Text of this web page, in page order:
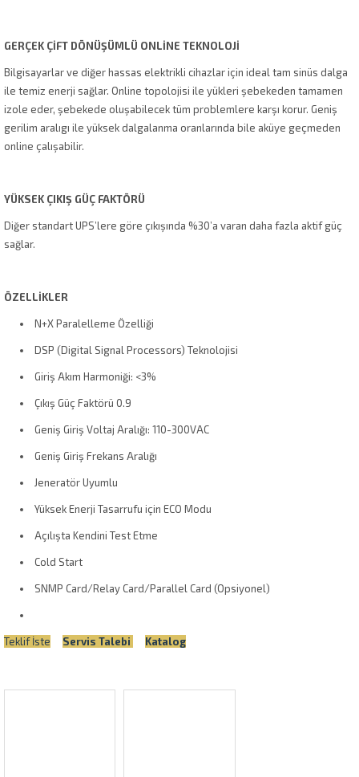
GERÇEK ÇİFT DÖNÜŞÜMLÜ ONLİNE TEKNOLOJİ
Bilgisayarlar ve diğer hassas elektrikli cihazlar için ideal tam sinüs dalga
ile temiz enerji sağlar. Online topolojisi ile yükleri şebekeden tamamen
izole eder, şebekede oluşabilecek tüm problemlere karşı korur. Geniş
gerilim aralıgı ile yüksek dalgalanma oranlarında bile aküye geçmeden
online çalışabilir.
YÜKSEK ÇIKIŞ GÜÇ FAKTÖRÜ
Diğer standart UPS’lere göre çıkışında %30’a varan daha fazla aktif güç
sağlar.
ÖZELLİKLER
N+X Paralelleme Özelliği
DSP (Digital Signal Processors) Teknolojisi
Giriş Akım Harmoniği: <3%
Çıkış Güç Faktörü 0.9
Geniş Giriş Voltaj Aralığı: 110-300VAC
Geniş Giriş Frekans Aralığı
Jeneratör Uyumlu
Yüksek Enerji Tasarrufu için ECO Modu
Açılışta Kendini Test Etme
Cold Start
SNMP Card/Relay Card/Parallel Card (Opsiyonel)
Teklif İste Servis Talebi Katalog